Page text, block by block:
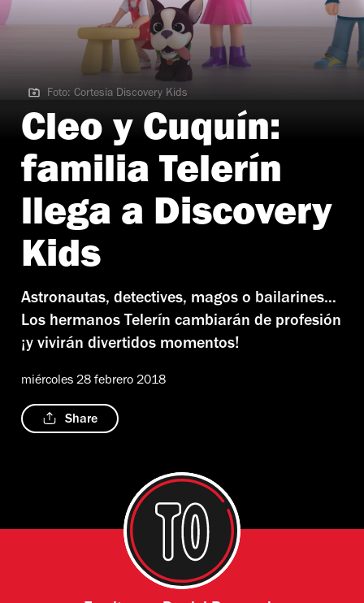
Foto: Cortesía Discovery Kids
Foto: Cortesía Discovery Kids
Cleo y Cuquín:
familia Telerín
llega a Discovery
Kids
Astronautas, detectives, magos o bailarines…
Los hermanos Telerín cambiarán de profesión
¡y vivirán divertidos momentos!
miércoles 28 febrero 2018
Share